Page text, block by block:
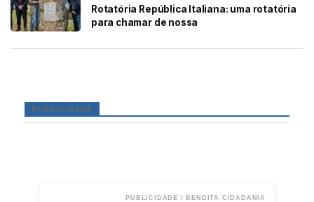
Rotatória República Italiana: uma rotatória
para chamar de nossa
PUBLICIDADE
PUBLICIDADE / BENDITA CIDADANIA